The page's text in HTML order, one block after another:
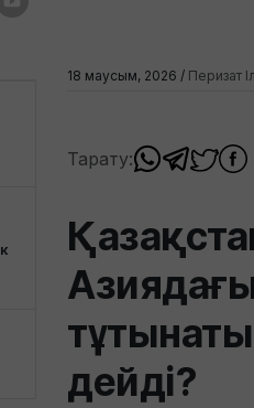
18 маусым, 2026 / Перизат
Тарату:
дейді?